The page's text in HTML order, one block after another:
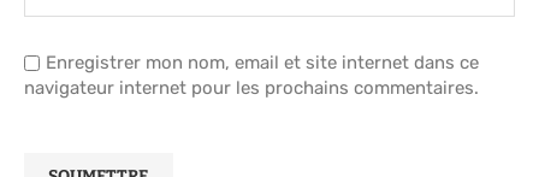
Enregistrer mon nom, email et site internet dans ce
navigateur internet pour les prochains commentaires.